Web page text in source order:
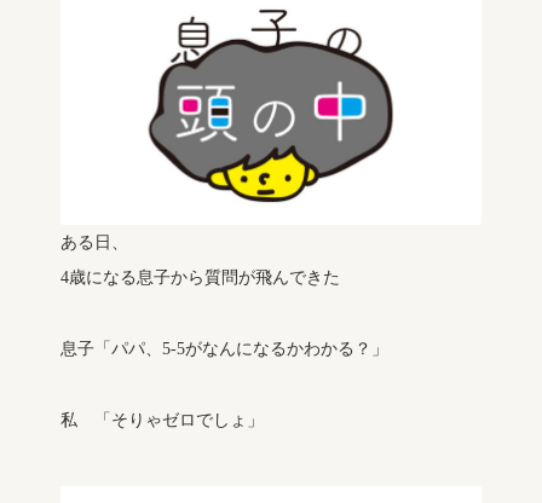
ある日、
4歳になる息子から質問が飛んできた
息子「パパ、5-5がなんになるかわかる？」
私 「そりゃゼロでしょ」